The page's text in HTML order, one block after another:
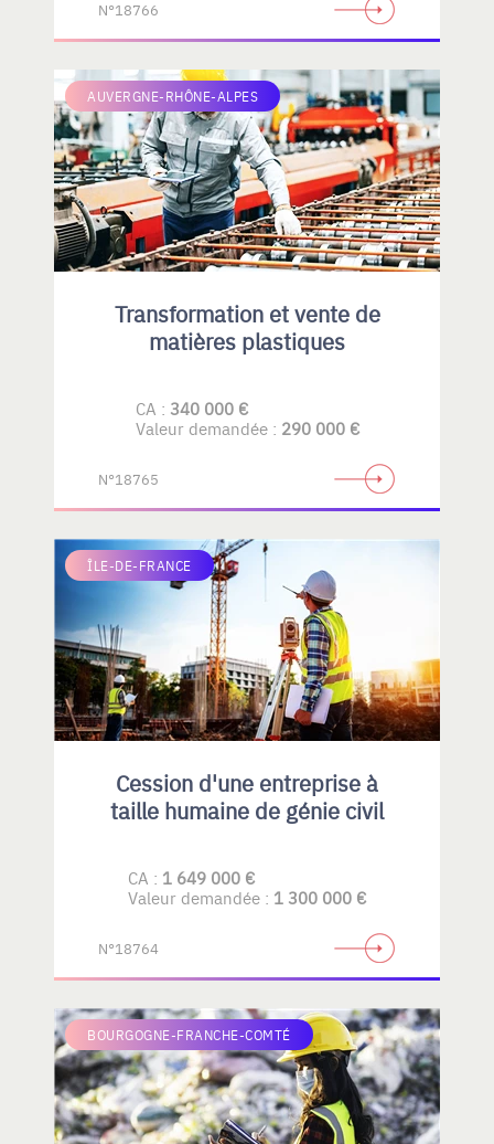
N°18766
AUVERGNE-RHÔNE-ALPES
Transformation et vente de
matières plastiques
CA : 340 000 €
Valeur demandée : 290 000 €
N°18765
ÎLE-DE-FRANCE
Cession d'une entreprise à
taille humaine de génie civil
CA : 1 649 000 €
Valeur demandée : 1 300 000 €
N°18764
BOURGOGNE-FRANCHE-COMTÉ